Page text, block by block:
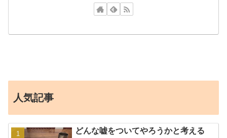
人気記事
どんな嘘をついてやろうかと考える